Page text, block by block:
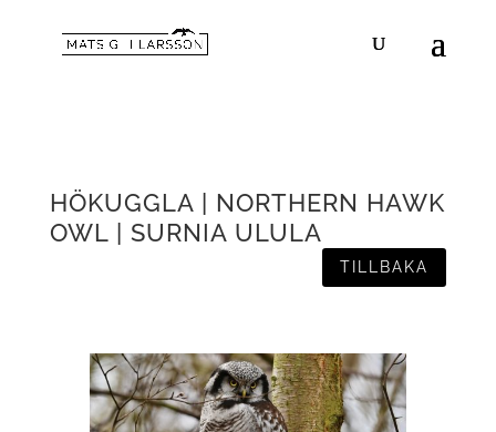
HÖKUGGLA | NORTHERN HAWK
OWL | SURNIA ULULA
TILLBAKA